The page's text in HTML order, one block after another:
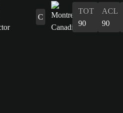
C
TOT
90
ACL
90